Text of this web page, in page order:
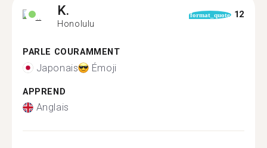
K.
Honolulu
format_quote 12
PARLE COURAMMENT
Japonais Émoji
APPREND
Anglais